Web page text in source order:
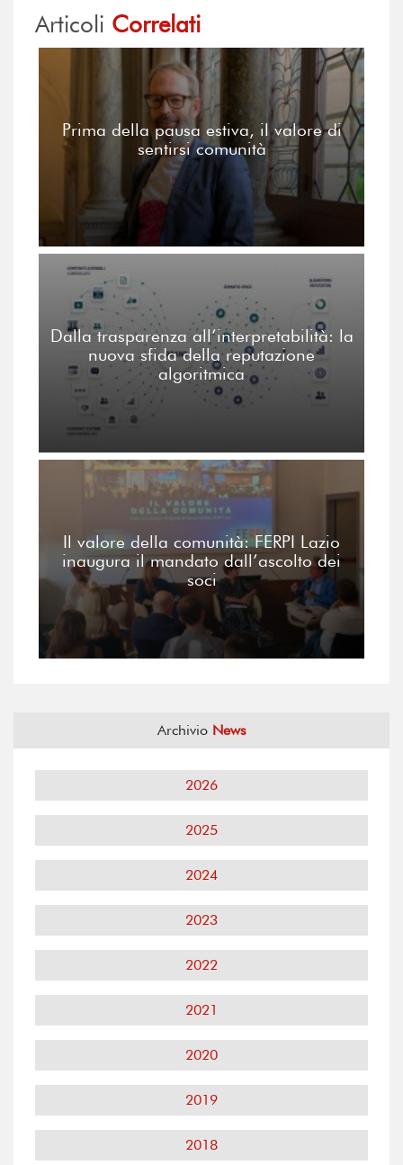
Articoli Correlati
Prima della pausa estiva, il valore di
sentirsi comunità
Dalla trasparenza all’interpretabilità: la
nuova sfida della reputazione
algoritmica
Il valore della comunità: FERPI Lazio
inaugura il mandato dall’ascolto dei
soci
Archivio News
2026
2025
2024
2023
2022
2021
2020
2019
2018